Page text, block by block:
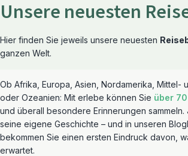
Unsere neuesten
Hier finden Sie jeweils unsere neuesten
ganzen Welt.Mein Spitzbergen-
Ob Afrika, Europa, Asien, Nordamerika, Mittel-
oder Ozeanien: Mit erlebe können Sie über
und überall besondere Erinnerungen
seine eigene Geschichte – und in unseren
bekommen Sie einen ersten Eindruck davon,
erwartet.